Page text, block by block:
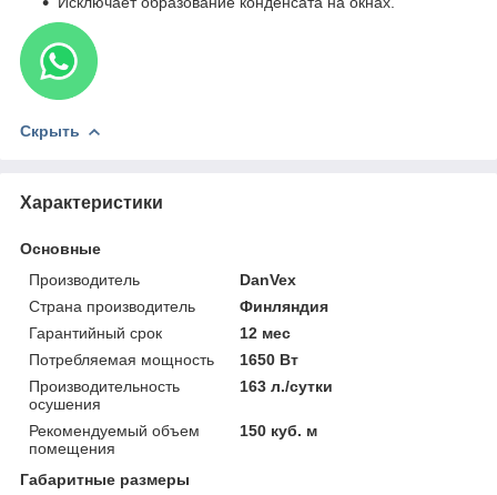
Скрыть
Характеристики
Основные
Производитель
DanVex
Страна производитель
Финляндия
Гарантийный срок
12 мес
Потребляемая мощность
1650 Вт
Производительность
осушения
163 л./сутки
Рекомендуемый объем
помещения
150 куб. м
Габаритные размеры